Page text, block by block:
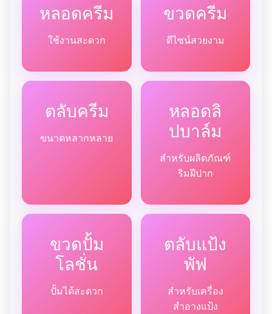
หลอดครีม
ใช้งานสะดวก
ขวดครีม
ดีไซน์สวยงาม
ตลับครีม
ขนาดหลากหลาย
หลอดลิ
ปบาล์ม
สำหรับผลิตภัณฑ์
ริมฝีปาก
ขวดปั้ม
โลชั่น
ปั้มได้สะดวก
ตลับแป้ง
พัฟ
สำหรับเครื่อง
สำอางแป้ง